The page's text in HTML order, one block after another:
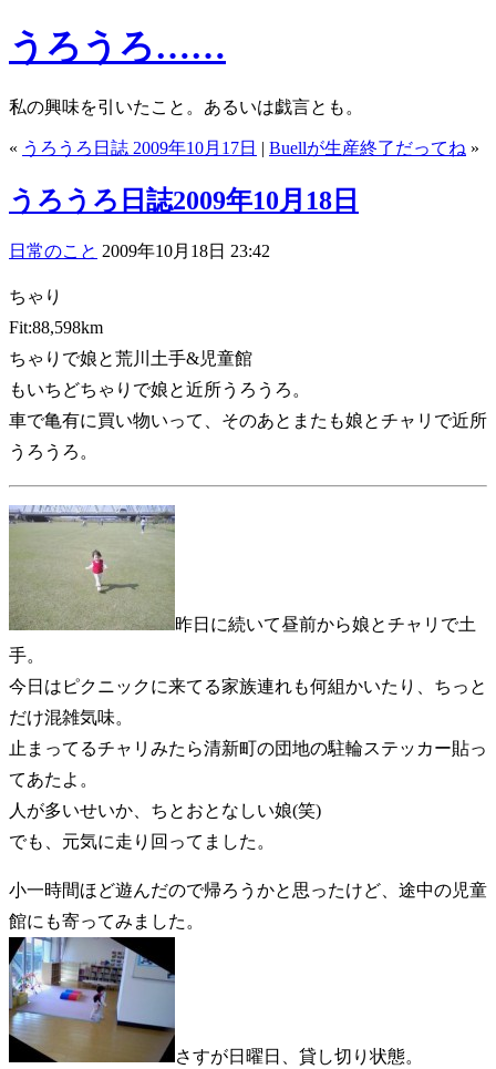
うろうろ……
私の興味を引いたこと。あるいは戯言とも。
« うろうろ日誌 2009年10月17日 | Buellが生産終了だってね »
うろうろ日誌2009年10月18日
日常のこと 2009年10月18日 23:42
ちゃり
Fit:88,598km
ちゃりで娘と荒川土手&児童館
もいちどちゃりで娘と近所うろうろ。
車で亀有に買い物いって、そのあとまたも娘とチャリで近所
うろうろ。
昨日に続いて昼前から娘とチャリで土
手。
今日はピクニックに来てる家族連れも何組かいたり、ちっと
だけ混雑気味。
止まってるチャリみたら清新町の団地の駐輪ステッカー貼っ
てあたよ。
人が多いせいか、ちとおとなしい娘(笑)
でも、元気に走り回ってました。
小一時間ほど遊んだので帰ろうかと思ったけど、途中の児童
館にも寄ってみました。
さすが日曜日、貸し切り状態。